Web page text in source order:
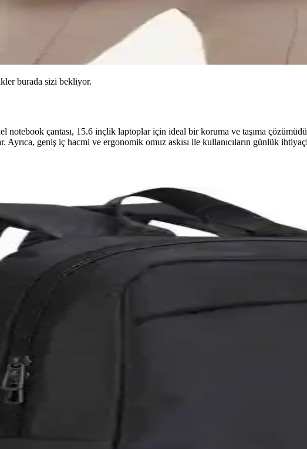
burada sizi bekliyor.
notebook çantası, 15.6 inçlik laptoplar için ideal bir koruma ve taşıma
geniş iç hacmi ve ergonomik omuz askısı ile kullanıcıların günlük
Soğutucu Stand Performanslı ve Estetik
ve LED ışık özellikleriyle 15-17 inç arası notebooklar için etkili ve şık soğutma
suya dayanıklı Impertex yüzeyli
dış yüzey ve darbe korumalı köpük dolgu ile güvenli taşıma sağlar.
uygun.
Malzeme, Tasarım ve Kullanım Özellikleri
AL10'un malzeme, tasarım ve kullanım özellikleri detaylı şekilde
Çantası Karşılaştırması
kolaylığı açısından karşılaştırıyoruz. Hangi ürün ihtiyaçlarınıza daha uygun,
Günlük ve Seyahat Kullanımı İçin
malzemesi, geniş bölmeleri ve şık tasarımıyla günlük ve seyahat
Tasarım ile Günlük Kullanım İçin Uygun